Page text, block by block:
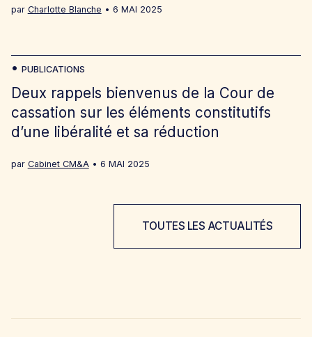
par Charlotte Blanche 6 MAI 2025
Deux rappels bienvenus de la Cour de
cassation sur les éléments constitutifs
d’une libéralité et sa réduction
par Cabinet CM&A 6 MAI 2025
PUBLICATIONS
TOUTES LES ACTUALITÉS